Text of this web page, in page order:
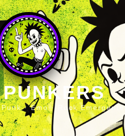
· Emo · Rock Emergente